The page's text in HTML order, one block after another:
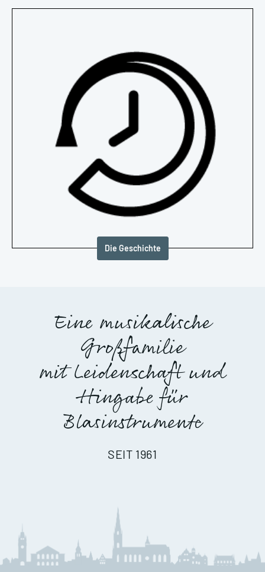
Die Geschichte
Eine musikalische
Großfamilie
mit Leidenschaft und
Hingabe für
Blasinstrumente
SEIT 1961